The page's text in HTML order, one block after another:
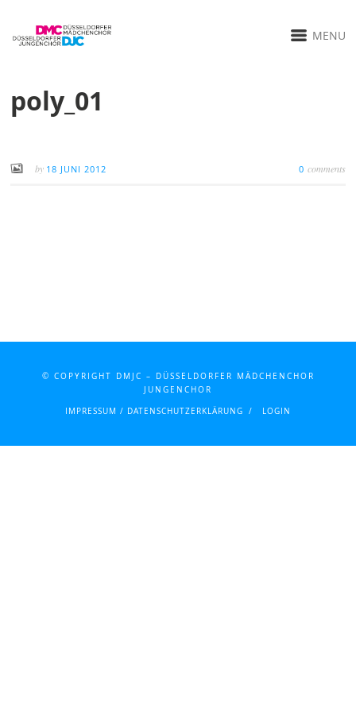
MENU
poly_01
by 18 JUNI 2012 0 comments
© COPYRIGHT DMJC – DÜSSELDORFER MÄDCHENCHOR
JUNGENCHOR
IMPRESSUM / DATENSCHUTZERKLÄRUNG LOGIN